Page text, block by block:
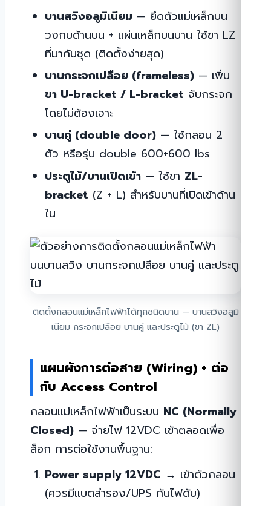
บานสวิงอลูมิเนียม — ยึดตัวแม่เหล็กบน
วงกบด้านบน + แผ่นเหล็กบนบาน ใช้ขา LZ
ที่มากับชุด (ติดตั้งง่ายสุด)
บานกระจกเปลือย (frameless) — เพิ่ม
ขา U-bracket / L-bracket จับกระจก
โดยไม่ต้องเจาะ
บานคู่ (double door) — ใช้กลอน 2
ตัว หรือรุ่น double 600+600 lbs
ประตูไม้/บานเปิดเข้า — ใช้ขา ZL-
bracket (Z + L) สำหรับบานที่เปิดเข้าด้าน
ใน
ติดตั้งกลอนแม่เหล็กไฟฟ้าได้ทุกชนิดบาน — บานสวิงอลูมิ
เนียม กระจกเปลือย บานคู่ และประตูไม้ (ขา ZL)
แผนผังการต่อสาย (Wiring) + ต่อ
กับ Access Control
กลอนแม่เหล็กไฟฟ้าเป็นระบบ NC (Normally
Closed) — จ่ายไฟ 12VDC เข้าตลอดเพื่อ
ล็อก การต่อใช้งานพื้นฐาน:
Power supply 12VDC → เข้าตัวกลอน
(ควรมีแบตสำรอง/UPS กันไฟดับ)